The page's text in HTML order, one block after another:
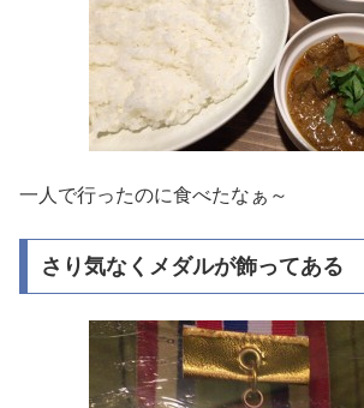
一人で行ったのに食べたなぁ～
さり気なくメダルが飾ってある